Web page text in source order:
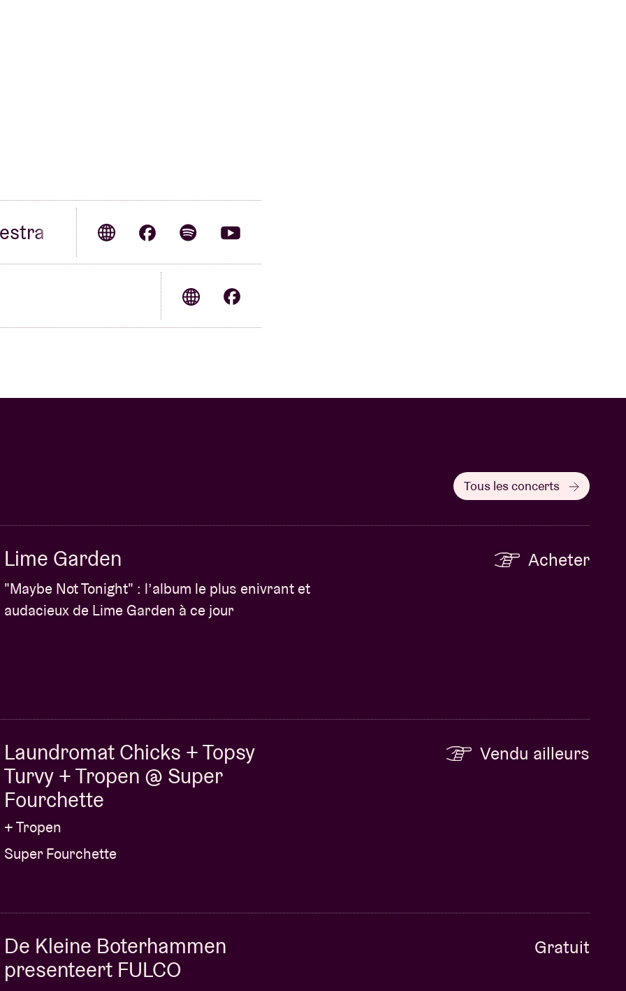
Tous les concerts
Lime Garden
"Maybe Not Tonight" : l’album le plus enivrant et
audacieux de Lime Garden à ce jour
Acheter
Laundromat Chicks + Topsy
Turvy + Tropen @ Super
Fourchette
+ Tropen
Super Fourchette
Vendu ailleurs
De Kleine Boterhammen
presenteert FULCO
Gratuit